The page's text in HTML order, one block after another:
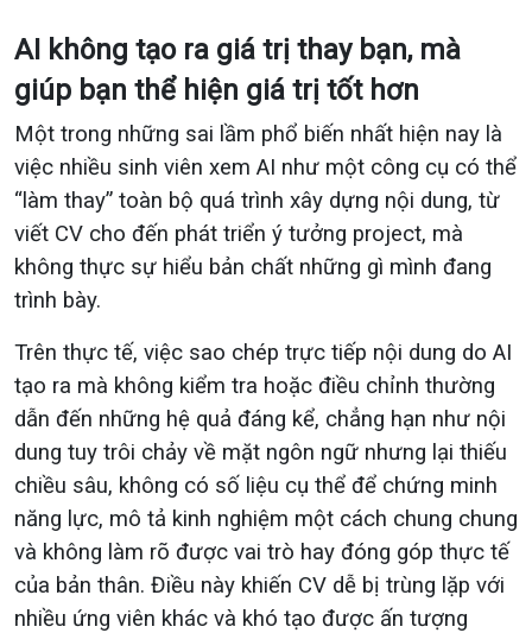
AI không tạo ra giá trị thay bạn, mà
giúp bạn thể hiện giá trị tốt hơn
Một trong những sai lầm phổ biến nhất hiện nay là
việc nhiều sinh viên xem AI như một công cụ có thể
“làm thay” toàn bộ quá trình xây dựng nội dung, từ
viết CV cho đến phát triển ý tưởng project, mà
không thực sự hiểu bản chất những gì mình đang
trình bày.
Trên thực tế, việc sao chép trực tiếp nội dung do AI
tạo ra mà không kiểm tra hoặc điều chỉnh thường
dẫn đến những hệ quả đáng kể, chẳng hạn như nội
dung tuy trôi chảy về mặt ngôn ngữ nhưng lại thiếu
chiều sâu, không có số liệu cụ thể để chứng minh
năng lực, mô tả kinh nghiệm một cách chung chung
và không làm rõ được vai trò hay đóng góp thực tế
của bản thân. Điều này khiến CV dễ bị trùng lặp với
nhiều ứng viên khác và khó tạo được ấn tượng